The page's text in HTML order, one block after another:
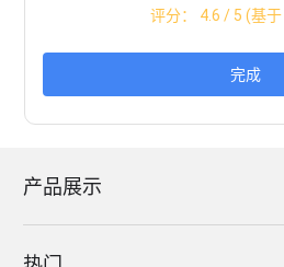
评分： 4.6 / 5 (基于
完成
产品展示